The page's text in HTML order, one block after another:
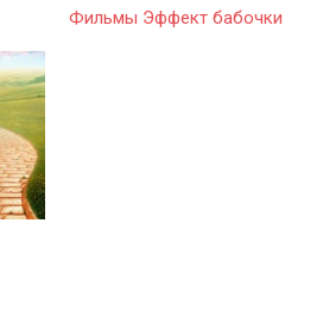
Фильмы Эффект бабочки